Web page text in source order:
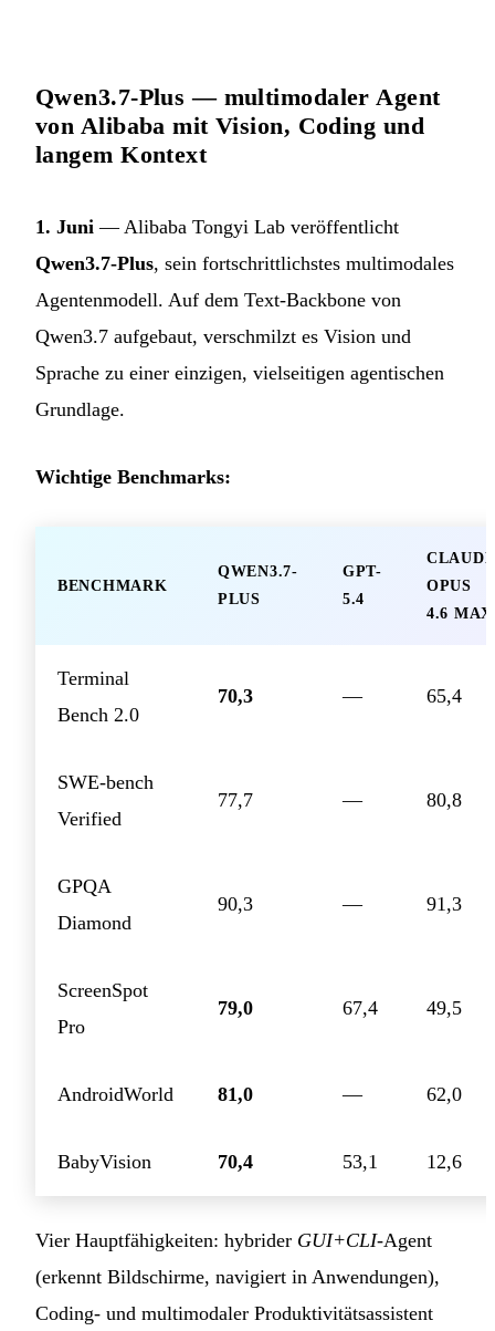
Qwen3.7-Plus — multimodaler Agent
von Alibaba mit Vision, Coding und
langem Kontext
1. Juni — Alibaba Tongyi Lab veröffentlicht
Qwen3.7-Plus, sein fortschrittlichstes multimodales
Agentenmodell. Auf dem Text-Backbone von
Qwen3.7 aufgebaut, verschmilzt es Vision und
Sprache zu einer einzigen, vielseitigen agentischen
Grundlage.
Wichtige Benchmarks:
BENCHMARK
QWEN3.7-
PLUS
GPT-
5.4
CLAUDE
OPUS
4.6 MAX
Terminal
Bench 2.0
70,3 — 65,4
SWE-bench
Verified
77,7 — 80,8
GPQA
Diamond
90,3 — 91,3
ScreenSpot
Pro
79,0 67,4 49,5
AndroidWorld 81,0 — 62,0
BabyVision 70,4 53,1 12,6
Vier Hauptfähigkeiten: hybrider GUI+CLI-Agent
(erkennt Bildschirme, navigiert in Anwendungen),
Coding- und multimodaler Produktivitätsassistent